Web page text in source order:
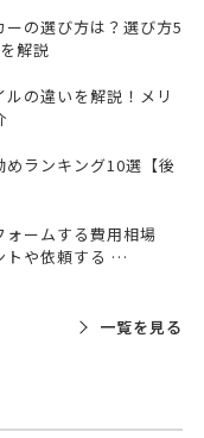
の選び方は？選び方5
解説
の違いを解説！メリ
ランキング10選【後
ームする費用相場
トや依頼する …
一覧を見る